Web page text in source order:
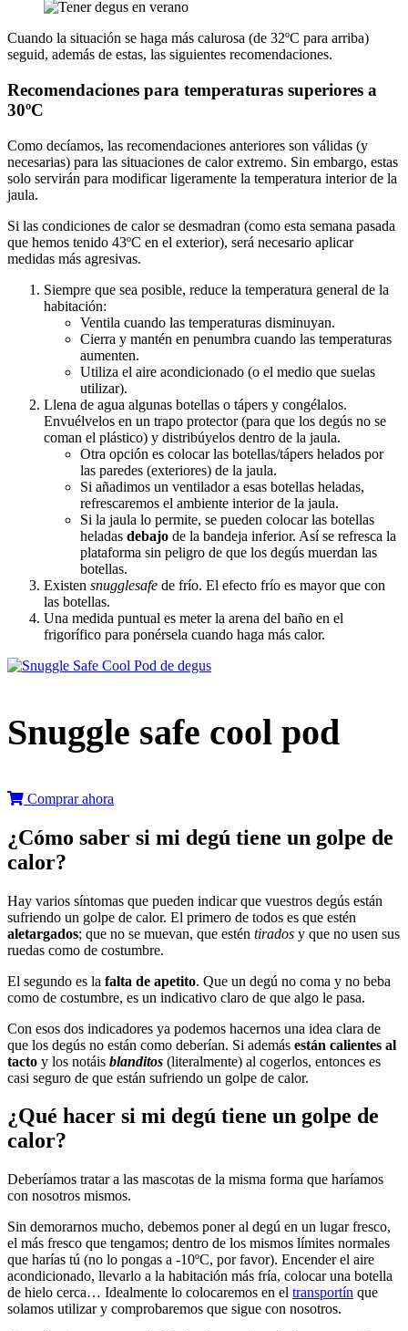
Cuando la situación se haga más calurosa (de 32ºC para arriba)
seguid, además de estas, las siguientes recomendaciones.
Recomendaciones para temperaturas superiores a
30ºC
Como decíamos, las recomendaciones anteriores son válidas (y
necesarias) para las situaciones de calor extremo. Sin embargo, estas
solo servirán para modificar ligeramente la temperatura interior de la
jaula.
Si las condiciones de calor se desmadran (como esta semana pasada
que hemos tenido 43ºC en el exterior), será necesario aplicar
medidas más agresivas.
Siempre que sea posible, reduce la temperatura general de la
habitación:
Ventila cuando las temperaturas disminuyan.
Cierra y mantén en penumbra cuando las temperaturas
aumenten.
Utiliza el aire acondicionado (o el medio que suelas
utilizar).
Llena de agua algunas botellas o tápers y congélalos.
Envuélvelos en un trapo protector (para que los degús no se
coman el plástico) y distribúyelos dentro de la jaula.
Otra opción es colocar las botellas/tápers helados por
las paredes (exteriores) de la jaula.
Si añadimos un ventilador a esas botellas heladas,
refrescaremos el ambiente interior de la jaula.
Si la jaula lo permite, se pueden colocar las botellas
heladas debajo de la bandeja inferior. Así se refresca la
plataforma sin peligro de que los degús muerdan las
botellas.
Existen snugglesafe de frío. El efecto frío es mayor que con
las botellas.
Una medida puntual es meter la arena del baño en el
frigorífico para ponérsela cuando haga más calor.
Snuggle safe cool pod
Comprar ahora
¿Cómo saber si mi degú tiene un golpe de
calor?
Hay varios síntomas que pueden indicar que vuestros degús están
sufriendo un golpe de calor. El primero de todos es que estén
aletargados; que no se muevan, que estén tirados y que no usen sus
ruedas como de costumbre.
El segundo es la falta de apetito. Que un degú no coma y no beba
como de costumbre, es un indicativo claro de que algo le pasa.
Con esos dos indicadores ya podemos hacernos una idea clara de
que los degús no están como deberían. Si además están calientes al
tacto y los notáis blanditos (literalmente) al cogerlos, entonces es
casi seguro de que están sufriendo un golpe de calor.
¿Qué hacer si mi degú tiene un golpe de
calor?
Deberíamos tratar a las mascotas de la misma forma que haríamos
con nosotros mismos.
Sin demorarnos mucho, debemos poner al degú en un lugar fresco,
el más fresco que tengamos; dentro de los mismos límites normales
que harías tú (no lo pongas a -10ºC, por favor). Encender el aire
acondicionado, llevarlo a la habitación más fría, colocar una botella
de hielo cerca… Idealmente lo colocaremos en el transportín que
solamos utilizar y comprobaremos que sigue con nosotros.